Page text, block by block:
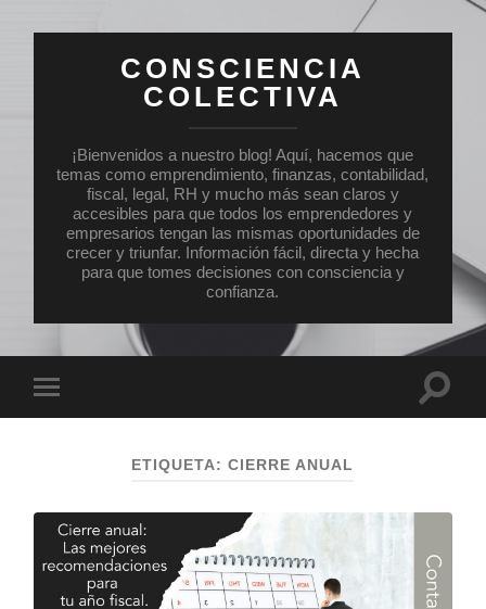
CONSCIENCIA
COLECTIVA
¡Bienvenidos a nuestro blog! Aquí, hacemos que
temas como emprendimiento, finanzas, contabilidad,
fiscal, legal, RH y mucho más sean claros y
accesibles para que todos los emprendedores y
empresarios tengan las mismas oportunidades de
crecer y triunfar. Información fácil, directa y hecha
para que tomes decisiones con consciencia y
confianza.
el
ETIQUETA:CIERRE ANUAL